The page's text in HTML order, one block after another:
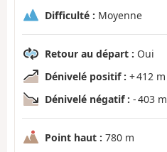
Difficulté : Moyenne
Retour au départ : Oui
Dénivelé positif : + 412 m
Dénivelé négatif : - 403 m
Point haut : 780 m